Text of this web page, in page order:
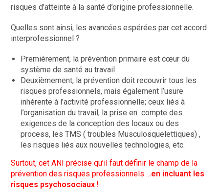
risques d’atteinte à la santé d’origine professionnelle.
Quelles sont ainsi, les avancées espérées par cet accord
interprofessionnel ?
Premièrement, la prévention primaire est cœur du
système de santé au travail
Deuxièmement, la prévention doit recouvrir tous les
risques professionnels, mais également l’usure
inhérente à l’activité professionnelle; ceux liés à
l’organisation du travail, la prise en compte des
exigences de la conception des locaux ou des
process, les TMS ( troubles Musculosquelettiques) ,
les risques liés aux nouvelles technologies, etc.
Surtout, cet ANI précise qu’il faut définir le champ de la
prévention des risques professionnels ...en incluant les
risques psychosociaux !